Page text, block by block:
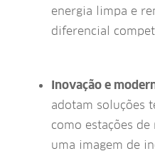
energia limpa e
diferencial
Inovação e
adotam soluções
como estações
uma imagem de